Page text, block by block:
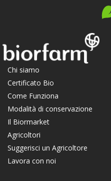
Chi siamo
Certificato Bio
Come Funziona
Modalità di conservazione
Il Biormarket
Agricoltori
Suggerisci un Agricoltore
Lavora con noi